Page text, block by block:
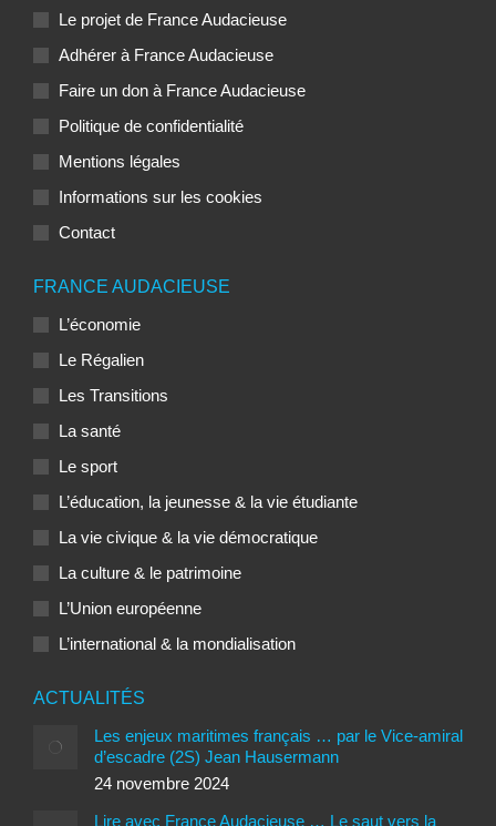
Le projet de France Audacieuse
Adhérer à France Audacieuse
Faire un don à France Audacieuse
Politique de confidentialité
Mentions légales
Informations sur les cookies
Contact
FRANCE AUDACIEUSE
L’économie
Le Régalien
Les Transitions
La santé
Le sport
L’éducation, la jeunesse & la vie étudiante
La vie civique & la vie démocratique
La culture & le patrimoine
L’Union européenne
L’international & la mondialisation
ACTUALITÉS
Les enjeux maritimes français … par le Vice-amiral
d’escadre (2S) Jean Hausermann
24 novembre 2024
Lire avec France Audacieuse … Le saut vers la